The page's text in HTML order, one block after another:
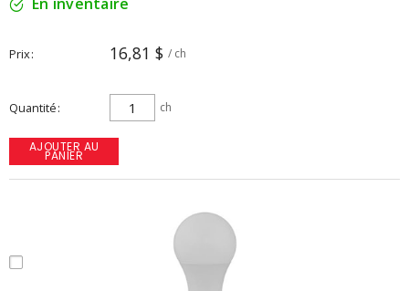
Prix 16,81 $ / ch
Quantité ch
AJOUTER AU
PANIER